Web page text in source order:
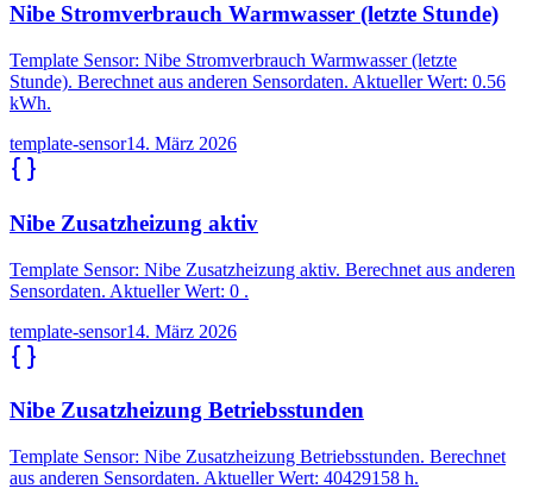
Nibe Stromverbrauch Warmwasser (letzte Stunde)
Template Sensor: Nibe Stromverbrauch Warmwasser (letzte
Stunde). Berechnet aus anderen Sensordaten. Aktueller Wert: 0.56
kWh.
template-sensor14. März 2026
Nibe Zusatzheizung aktiv
Template Sensor: Nibe Zusatzheizung aktiv. Berechnet aus anderen
Sensordaten. Aktueller Wert: 0 .
template-sensor14. März 2026
Nibe Zusatzheizung Betriebsstunden
Template Sensor: Nibe Zusatzheizung Betriebsstunden. Berechnet
aus anderen Sensordaten. Aktueller Wert: 40429158 h.